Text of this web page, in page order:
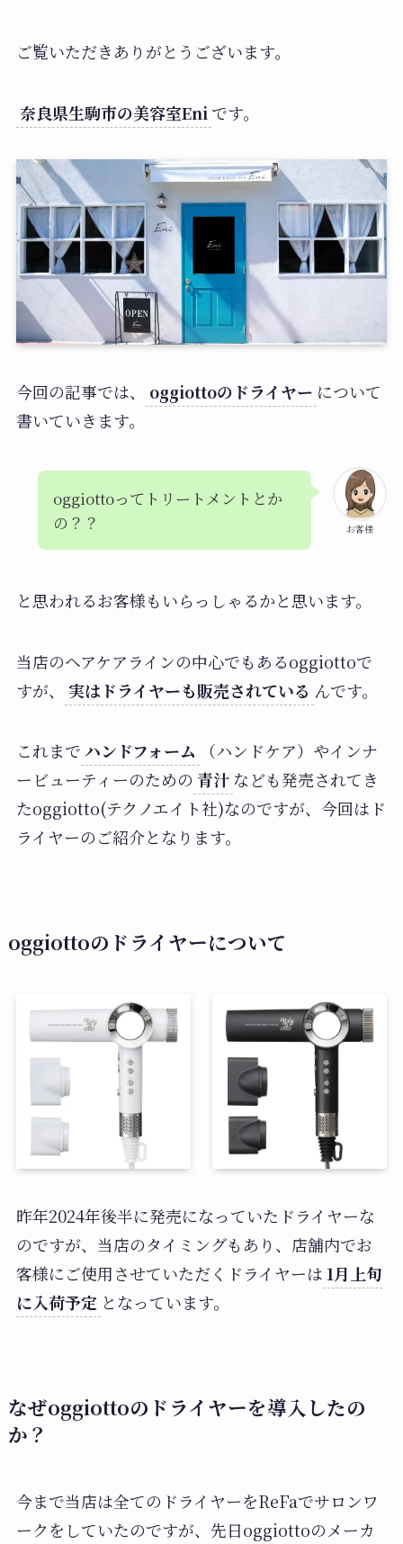
ご覧いただきありがとうございます。
奈良県生駒市の美容室Eniです。
今回の記事では、 oggiottoのドライヤー について
書いていきます。
お客様
oggiottoってトリートメントとか
の？？
と思われるお客様もいらっしゃるかと思います。
当店のヘアケアラインの中心でもあるoggiottoで
すが、
実はドライヤーも販売されている んです。
これまでハンドフォーム
（ハンドケア）やインナ
ービューティーのための 青汁 なども発売されてき
たoggiotto(テクノエイト社)なのですが、今回はド
ライヤーのご紹介となります。
oggiottoのドライヤーについて
昨年2024年後半に発売になっていたドライヤーな
のですが、当店のタイミングもあり、店舗内でお
客様にご使用させていただくドライヤーは1月上旬
に入荷予定 となっています。
なぜoggiottoのドライヤーを導入したの
か？
今まで当店は全てのドライヤーをReFaでサロンワ
ークをしていたのですが、先日oggiottoのメーカ